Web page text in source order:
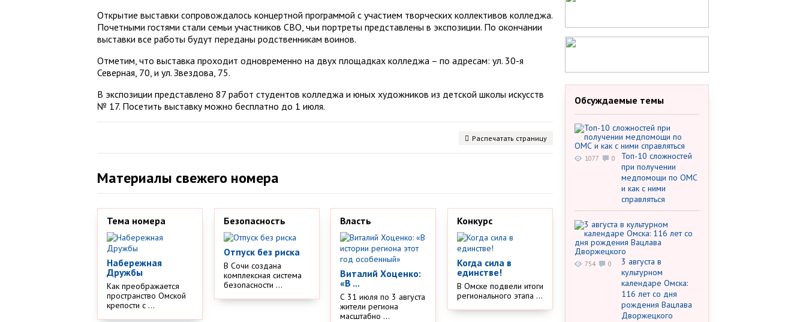
Открытие выставки сопровождалось концертной программой с участием творческих коллективов колледжа.
Почетными гостями стали семьи участников СВО, чьи портреты представлены в экспозиции. По окончании
выставки все работы будут переданы родственникам воинов.
Отметим, что выставка проходит одновременно на двух площадках колледжа – по адресам: ул. 30-я
Северная, 70, и ул. Звездова, 75.
В экспозиции представлено 87 работ студентов колледжа и юных художников из детской школы искусств
№ 17. Посетить выставку можно бесплатно до 1 июля.
Распечатать страницу
Материалы свежего номера
Тема номера
Набережная
Дружбы
Как преображается
пространство Омской
крепости с ...
Безопасность
Отпуск без риска
В Сочи создана
комплексная система
безопасности ...
Власть
Виталий Хоценко:
«В ...
С 31 июля по 3 августа
жители региона
масштабно ...
Конкурс
Когда сила в
единстве!
В Омске подвели итоги
регионального этапа ...
Обсуждаемые темы
Топ-10 сложностей
при получении
медпомощи по ОМС
и как с ними
справляться
1077 0
3 августа в
культурном
календаре Омска:
116 лет со дня
рождения Вацлава
Дворжецкого
754 0